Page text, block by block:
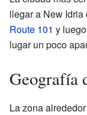
llegar a New
Route 101 y
lugar un poco
Geografía
La zona